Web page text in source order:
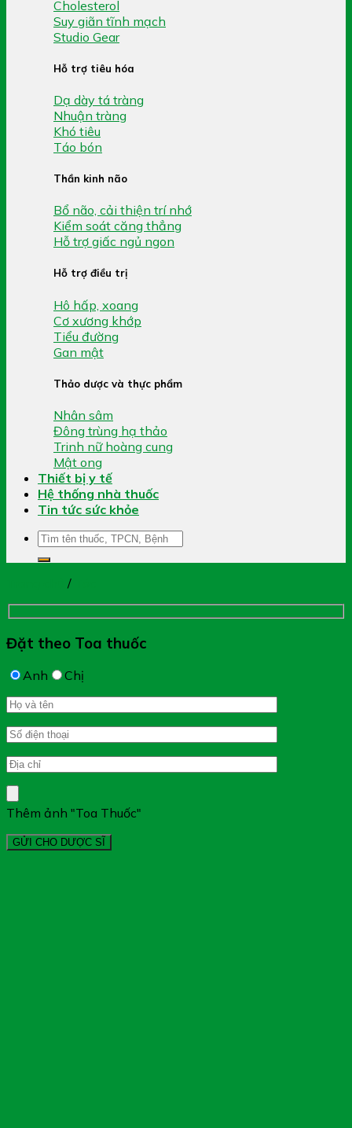
Cholesterol
Suy giãn tĩnh mạch
Studio Gear
Hỗ trợ tiêu hóa
Dạ dày tá tràng
Nhuận tràng
Khó tiêu
Táo bón
Thần kinh não
Bổ não, cải thiện trí nhớ
Kiểm soát căng thẳng
Hỗ trợ giấc ngủ ngon
Hỗ trợ điều trị
Hô hấp, xoang
Cơ xương khớp
Tiểu đường
Gan mật
Thảo dược và thực phẩm
Nhân sâm
Đông trùng hạ thảo
Trinh nữ hoàng cung
Mật ong
Thiết bị y tế
Hệ thống nhà thuốc
Tin tức sức khỏe
Tìm
kiếm:
/
Đặt theo Toa thuốc
Anh Chị
Thêm ảnh "Toa Thuốc"